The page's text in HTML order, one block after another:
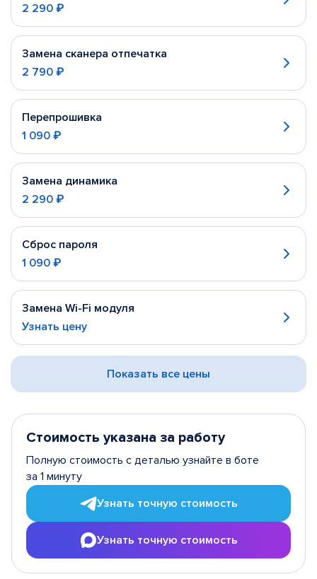
2 290 ₽
Замена сканера отпечатка
2 790 ₽
Перепрошивка
1 090 ₽
Замена динамика
2 290 ₽
Сброс пароля
1 090 ₽
Замена Wi-Fi модуля
Узнать цену
Показать все цены
Стоимость указана за работу
Полную стоимость с деталью узнайте в боте
за 1 минуту
Узнать точную стоимость
Узнать точную стоимость